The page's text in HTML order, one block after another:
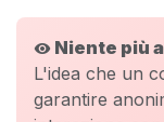
visibility Niente più
L'idea che un
garantire